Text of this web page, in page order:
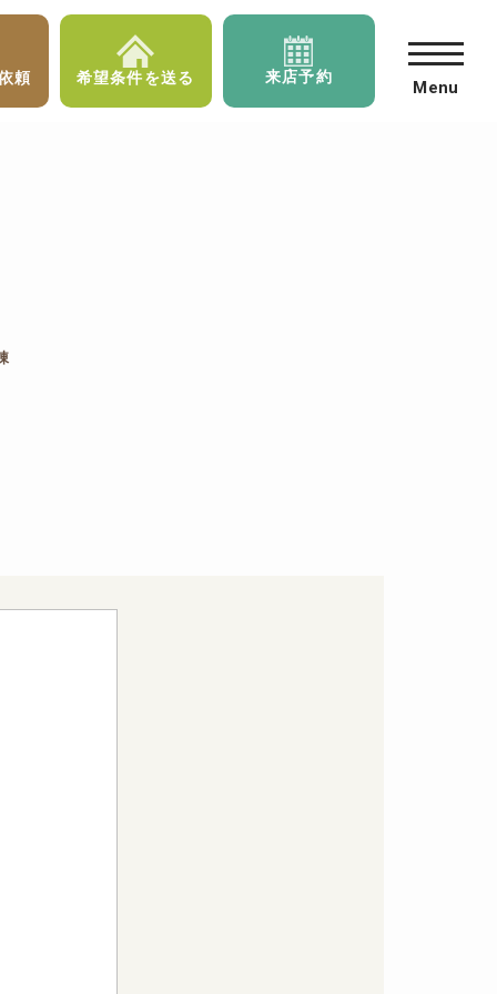
頼 希望条件を送る 来店予約
Menu